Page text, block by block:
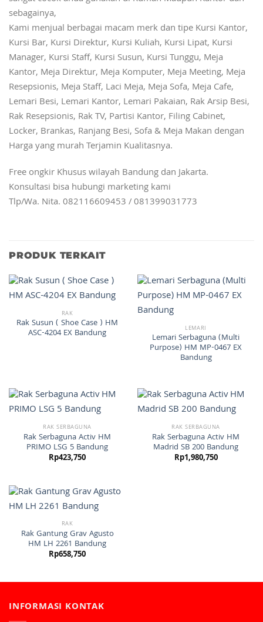
sebagainya,
Kami menjual berbagai macam merk dan tipe Kursi Kantor,
Kursi Bar, Kursi Direktur, Kursi Kuliah, Kursi Lipat, Kursi
Manager, Kursi Staff, Kursi Susun, Kursi Tunggu, Meja
Kantor, Meja Direktur, Meja Komputer, Meja Meeting, Meja
Resepsionis, Meja Staff, Laci Meja, Meja Sofa, Meja Cafe,
Lemari Besi, Lemari Kantor, Lemari Pakaian, Rak Arsip Besi,
Rak Resepsionis, Rak TV, Partisi Kantor, Filing Cabinet,
Locker, Brankas, Ranjang Besi, Sofa & Meja Makan dengan
Harga yang murah Terjamin Kualitasnya.
Free ongkir Khusus wilayah Bandung dan Jakarta.
Konsultasi bisa hubungi marketing kami
Tlp/Wa. Nita. 082116609453 / 081399031773
PRODUK TERKAIT
RAK
Rak Susun ( Shoe Case ) HM
ASC-4204 EX Bandung LEMARI
Lemari Serbaguna (Multi
Purpose) HM MP-0467 EX
Bandung
RAK SERBAGUNA
Rak Serbaguna Activ HM
PRIMO LSG 5 Bandung
Rp423,750
RAK SERBAGUNA
Rak Serbaguna Activ HM
Madrid SB 200 Bandung
Rp1,980,750
RAK
Rak Gantung Grav Agusto
HM LH 2261 Bandung
Rp658,750
INFORMASI KONTAK